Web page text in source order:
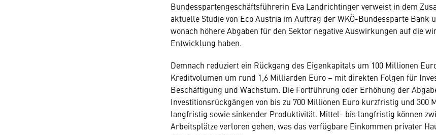
Bundesspartengeschäftsführerin Eva Landrichtinger verweist in dem
aktuelle Studie von Eco Austria im Auftrag der WKÖ-Bundessparte Bank
wonach höhere Abgaben für den Sektor negative Auswirkungen auf die
Entwicklung haben.
Demnach reduziert ein Rückgang des Eigenkapitals um 100 Millionen
Kreditvolumen um rund 1,6 Milliarden Euro – mit direkten Folgen für
Beschäftigung und Wachstum. Die Fortführung oder Erhöhung der
Investitionsrückgängen von bis zu 700 Millionen Euro kurzfristig und 300
langfristig sowie sinkender Produktivität. Mittel- bis langfristig können
Arbeitsplätze verloren gehen, was das verfügbare Einkommen privater